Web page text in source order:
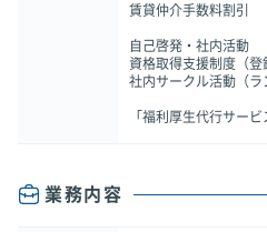
賃貸仲介手数料割引
自己啓発・社内活動
資格取得支援制度（登
社内サークル活動（ラ
「福利厚生代行サー
業務内容